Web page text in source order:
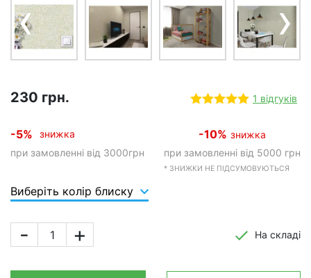
‹ ›
230 грн. 1 відгуків
-5%
знижка
при замовленні від 3000грн
-10% знижка
при замовленні від 5000 грн
* ЗНИЖКИ НЕ ПІДСУМОВУЮТЬСЯ
Виберіть колір блиску
- + На складі